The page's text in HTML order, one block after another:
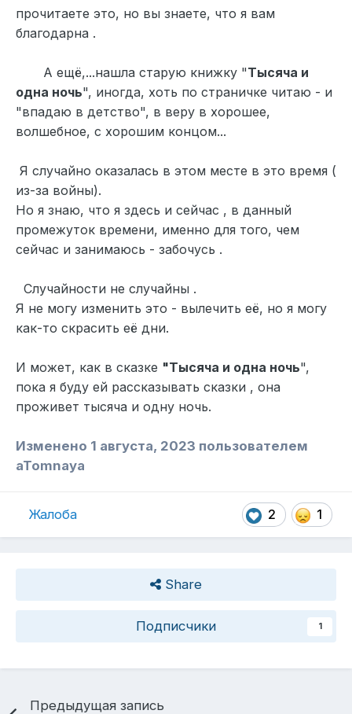
прочитаете это, но вы знаете, что я вам
благодарна .
А ещё,...нашла старую книжку "Тысяча и
одна ночь", иногда, хоть по страничке читаю - и
"впадаю в детство", в веру в хорошее,
волшебное, с хорошим концом...
Я случайно оказалась в этом месте в это время (
из-за войны).
Но я знаю, что я здесь и сейчас , в данный
промежуток времени, именно для того, чем
сейчас и занимаюсь - забочусь .
Случайности не случайны .
Я не могу изменить это - вылечить её, но я могу
как-то скрасить её дни.
И может, как в сказке "Тысяча и одна ночь",
пока я буду ей рассказывать сказки , она
проживет тысяча и одну ночь.
Изменено 1 августа, 2023 пользователем
aTomnaya
2 1
Жалоба
Share
Подписчики 1
Предыдущая запись